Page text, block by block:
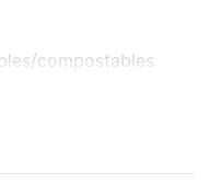
compostables
conferencias